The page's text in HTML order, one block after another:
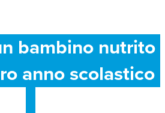
bambino nutrito
anno scolastico